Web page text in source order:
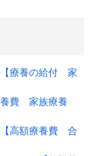
療養の給付 家
費 家族療養
高額療養費 合